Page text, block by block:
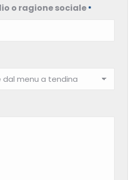
o ragione sociale *